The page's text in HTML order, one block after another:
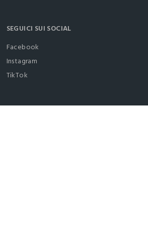
SEGUICI SUI SOCIAL
Facebook
Instagram
TikTok